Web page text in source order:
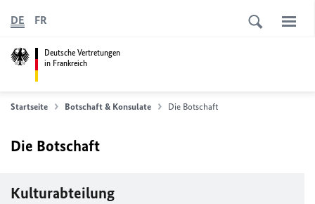
Deutsche Vertretungen
in Frankreich
DE FR
Startseite Botschaft & Konsulate Die Botschaft
Die Botschaft
Kulturabteilung